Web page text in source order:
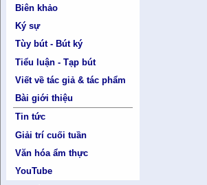
Biên khảo
Ký sự
Tùy bút - Bút ký
Tiểu luận - Tạp bút
Viết về tác giả & tác phẩm
Bài giới thiệu
Tin tức
Giải trí cuối tuần
Văn hóa ẩm thực
YouTube